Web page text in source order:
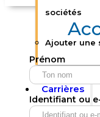
Recherchersociétés
Ajouter une
Carrières
Prénom
Identifiant ou